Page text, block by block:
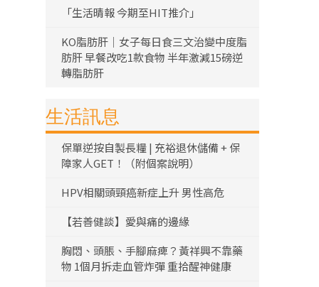
「生活晴報 今期至HIT推介」
KO脂肪肝｜女子每日食三文治變中度脂
肪肝 早餐改吃1款食物 半年激減15磅逆
轉脂肪肝
生活訊息
保單逆按自製長糧 | 充裕退休儲備 + 保
障家人GET！（附個案說明）
HPV相關頭頸癌新症上升 男性高危
【若善健談】愛與痛的邊緣
胸悶、頭脹、手腳麻痺？黃祥興不靠藥
物 1個月拆走血管炸彈 重拾醒神健康